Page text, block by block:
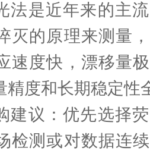
是近年来的主流
灭的原理来测量
速度快，漂移量
精度和长期稳定性
议：优先选择荧
检测或对数据连